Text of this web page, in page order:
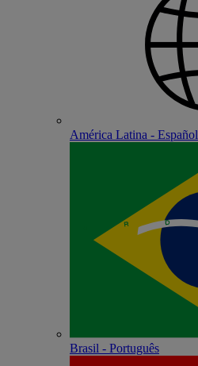
América Latina - Español
Brasil - Português